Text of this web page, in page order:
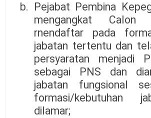
b. Pejabat Pembina
mengangkat
rnendaftar pada
jabatan tertentu dan
persyaratan menjadi
sebagai PNS dan
jabatan fungsional
formasi/kebutuhan
dilamar;